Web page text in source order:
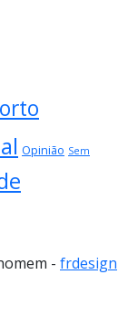
Opinião Sem
- frdesign